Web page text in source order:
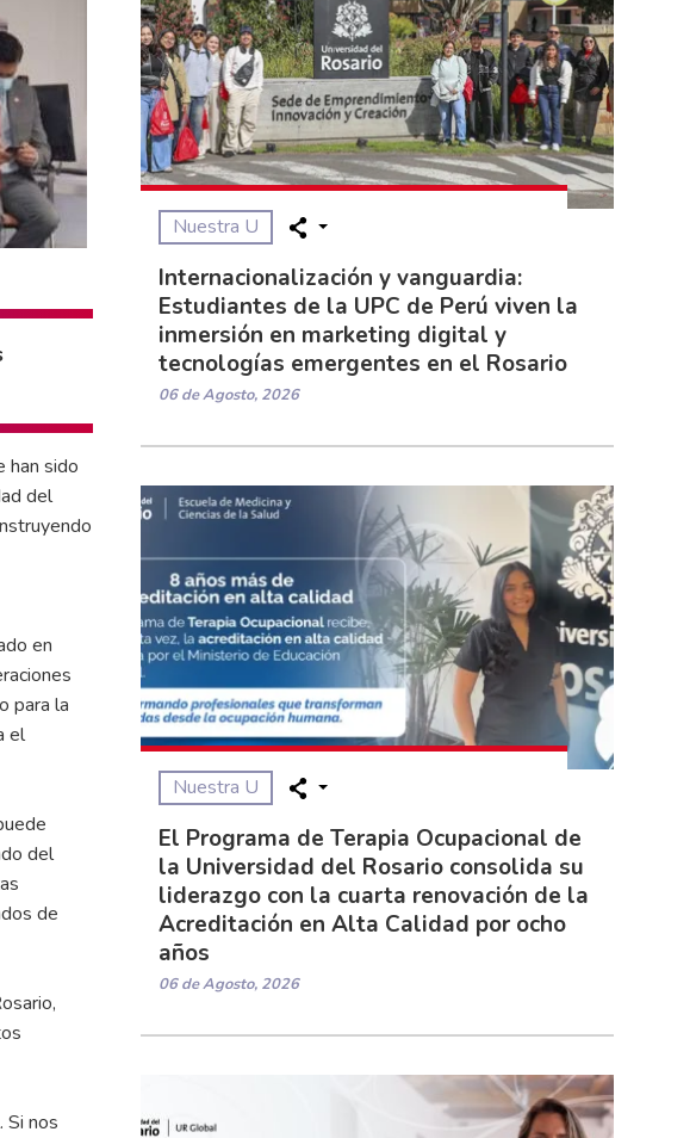
han sido
del
en
para la
el
del
de
Si nos
Nuestra U
Internacionalización y vanguardia:
Estudiantes de la UPC de Perú viven la
inmersión en marketing digital y
tecnologías emergentes en el Rosario
06 de Agosto, 2026
Nuestra U
El Programa de Terapia Ocupacional de
la Universidad del Rosario consolida su
liderazgo con la cuarta renovación de la
Acreditación en Alta Calidad por ocho
años
06 de Agosto, 2026